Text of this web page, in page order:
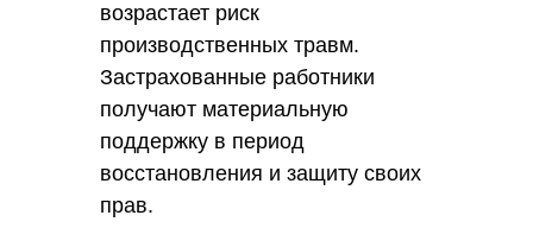
возрастает риск
производственных травм.
Застрахованные работники
получают материальную
поддержку в период
восстановления и защиту своих
прав.